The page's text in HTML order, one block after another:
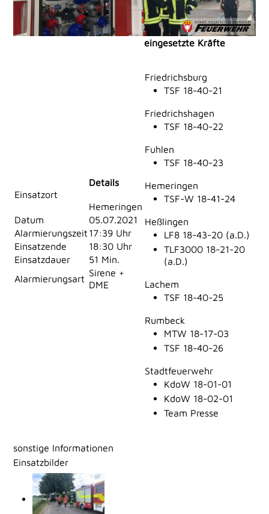
Einsatzort
Details
Hemeringen
Datum
05.07.2021
Alarmierungszeit 17:39 Uhr
Einsatzende
18:30 Uhr
Einsatzdauer
51 Min.
Alarmierungsart
Sirene +
DME
eingesetzte Kräfte
Friedrichsburg
TSF 18-40-21
Friedrichshagen
TSF 18-40-22
Fuhlen
TSF 18-40-23
Hemeringen
TSF-W 18-41-24
Heßlingen
LF8 18-43-20 (a.D.)
TLF3000 18-21-20
(a.D.)
Lachem
TSF 18-40-25
Rumbeck
MTW 18-17-03
TSF 18-40-26
Stadtfeuerwehr
KdoW 18-01-01
KdoW 18-02-01
Team Presse
sonstige Informationen
Einsatzbilder